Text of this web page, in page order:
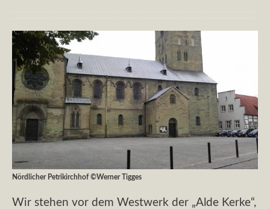
Nördlicher Petrikirchhof ©Werner Tigges
Wir stehen vor dem Westwerk der „Alde Kerke“,